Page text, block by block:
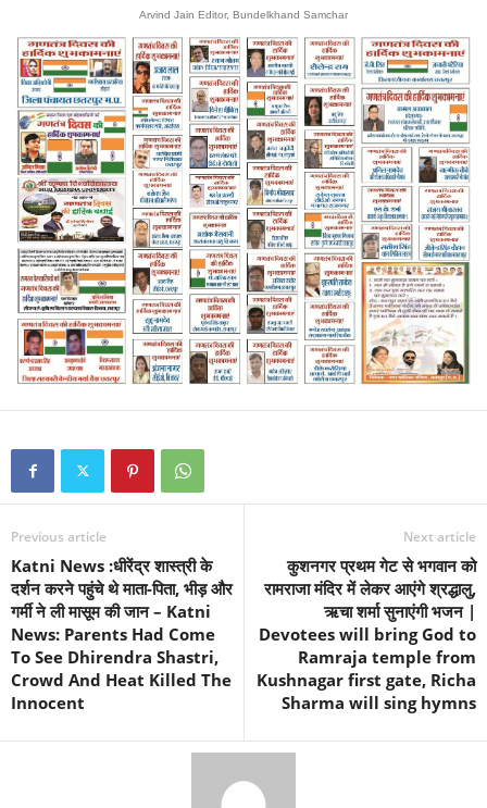
Arvind Jain Editor, Bundelkhand Samchar
Previous article
Katni News :धीरेंद्र शास्त्री के
दर्शन करने पहुंचे थे माता-पिता, भीड़ और
गर्मी ने ली मासूम की जान – Katni
News: Parents Had Come
To See Dhirendra Shastri,
Crowd And Heat Killed The
Innocent
Next article
कुशनगर प्रथम गेट से भगवान को
रामराजा मंदिर में लेकर आएंगे श्रद्धालु,
ऋचा शर्मा सुनाएंगी भजन |
Devotees will bring God to
Ramraja temple from
Kushnagar first gate, Richa
Sharma will sing hymns